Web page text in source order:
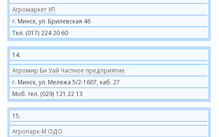
Агромаркет УП
г. Минск, ул. Брилевская 46
Тел. (017) 224 20 60
14.
Агромир Би Уай Частное предприятие
г. Минск, ул. Мележа 5/2-1607, каб. 27
Моб. тел. (029) 121 22 13
15.
Агропарк-М ОДО